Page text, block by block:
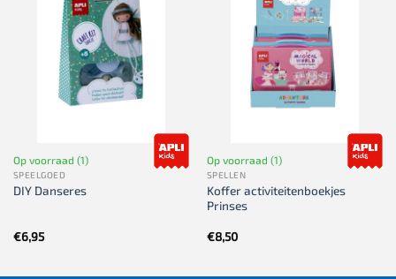
Op voorraad (1)
SPEELGOED
DIY Danseres
€6,95
Op voorraad (1)
SPELLEN
Koffer activiteitenboekjes
Prinses
€8,50